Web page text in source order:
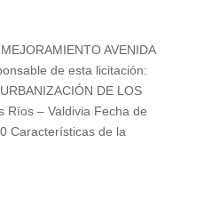
AVENIDA
de esta licitación:
DE LOS
Ríos – Valdivia Fecha de
Características de la